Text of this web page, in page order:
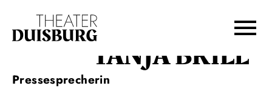
Zur Hauptnavigation springen
Zum Footer springen TANJA BRILL
Pressesprecherin